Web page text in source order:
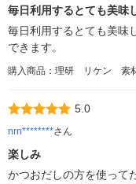
毎日利用するとても美味
毎日利用するとても美味
できます。
購入商品：理研 リケン 素
5.0
nrn********さん
楽しみ
かつおだしの方を使って